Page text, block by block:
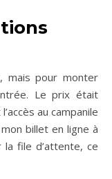
mais pour monter
Le prix était
au campanile
billet en ligne à
file d’attente, ce